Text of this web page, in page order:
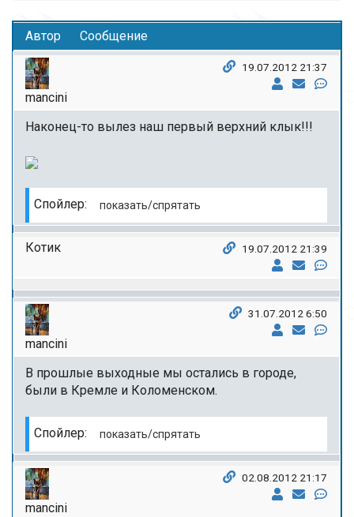
Автор Сообщение
mancini
19.07.2012 21:37
Наконец-то вылез наш первый верхний клык!!!
Спойлер:
Котик 19.07.2012 21:39
mancini
31.07.2012 6:50
В прошлые выходные мы остались в городе,
были в Кремле и Коломенском.
Спойлер:
mancini
02.08.2012 21:17